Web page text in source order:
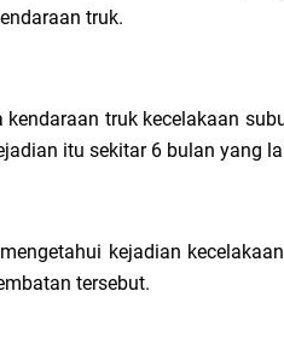
truk.
kendaraan truk kecelakaan
itu sekitar 6 bulan yang
kejadian
tersebut.